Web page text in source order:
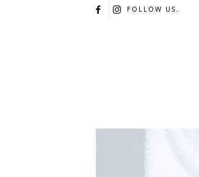
FOLLOW US.